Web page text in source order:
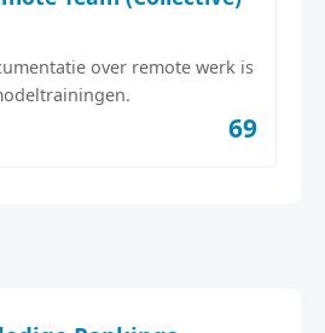
over remote werk is
69